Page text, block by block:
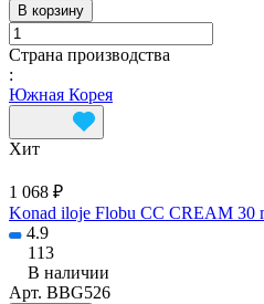
В корзину
Страна производства
:
Южная Корея
Хит
1 068 ₽
Konad iloje Flobu CC CREAM 30
4.9
113
В наличии
Арт. BBG526